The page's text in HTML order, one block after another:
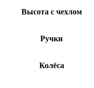
Высота с чехлом
Ручки
Колёса